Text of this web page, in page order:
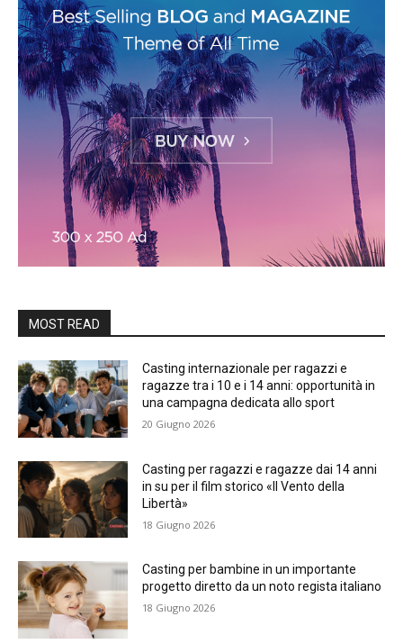
MOST READ
Casting internazionale per ragazzi e
ragazze tra i 10 e i 14 anni: opportunità in
una campagna dedicata allo sport
20 Giugno 2026
Casting per ragazzi e ragazze dai 14 anni
in su per il film storico «Il Vento della
Libertà»
18 Giugno 2026
Casting per bambine in un importante
progetto diretto da un noto regista italiano
18 Giugno 2026